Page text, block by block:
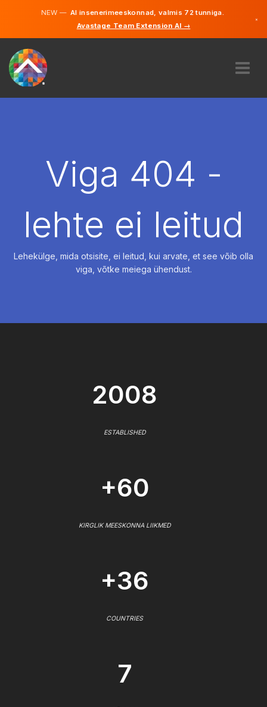
NEW —AI insenerimeeskonnad, valmis 72 tunniga.
Avastage Team Extension AI →
×
PALKAMAViga 404 -
lehte ei leitud
Lehekülge, mida otsisite, ei leitud, kui arvate, et see võib olla
viga, võtke meiega ühendust.
2008
ESTABLISHED
+60
KIRGLIK MEESKONNA LIIKMED
+36
COUNTRIES
7